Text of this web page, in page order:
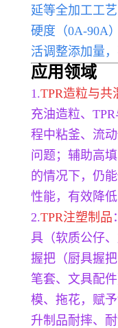
延等全加工工
硬度（0A-90A
活调整添加量
应用领域
1.TPR造粒与共
充油造粒、
程中粘釜、流
问题；辅助高
的情况下，仍
性能，有效降低
2.TPR注塑制品
具（软质公仔
握把（厨具握
笔套、文具配
模、拖花，赋
升制品耐摔、